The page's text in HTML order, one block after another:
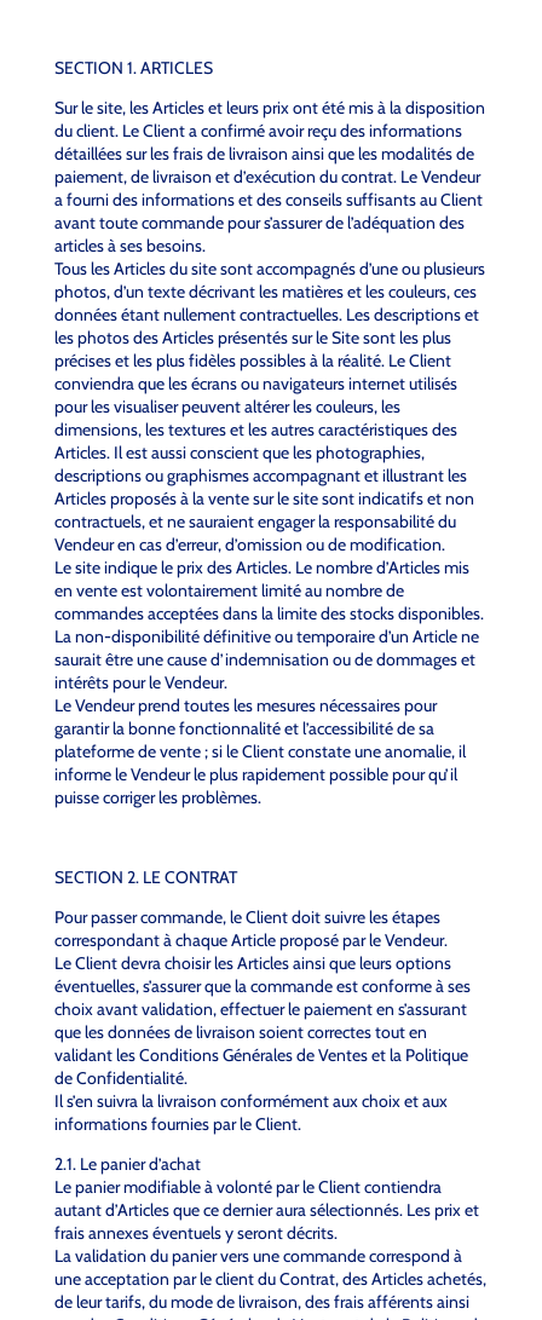
SECTION 1. ARTICLES
Sur le site, les Articles et leurs prix ont été mis à la disposition
du client. Le Client a confirmé avoir reçu des informations
détaillées sur les frais de livraison ainsi que les modalités de
paiement, de livraison et d’exécution du contrat. Le Vendeur
a fourni des informations et des conseils suffisants au Client
avant toute commande pour s’assurer de l’adéquation des
articles à ses besoins.
Tous les Articles du site sont accompagnés d’une ou plusieurs
photos, d’un texte décrivant les matières et les couleurs, ces
données étant nullement contractuelles. Les descriptions et
les photos des Articles présentés sur le Site sont les plus
précises et les plus fidèles possibles à la réalité. Le Client
conviendra que les écrans ou navigateurs internet utilisés
pour les visualiser peuvent altérer les couleurs, les
dimensions, les textures et les autres caractéristiques des
Articles. Il est aussi conscient que les photographies,
descriptions ou graphismes accompagnant et illustrant les
Articles proposés à la vente sur le site sont indicatifs et non
contractuels, et ne sauraient engager la responsabilité du
Vendeur en cas d’erreur, d’omission ou de modification.
Le site indique le prix des Articles. Le nombre d’Articles mis
en vente est volontairement limité au nombre de
commandes acceptées dans la limite des stocks disponibles.
La non-disponibilité définitive ou temporaire d’un Article ne
saurait être une cause d’indemnisation ou de dommages et
intérêts pour le Vendeur.
Le Vendeur prend toutes les mesures nécessaires pour
garantir la bonne fonctionnalité et l’accessibilité de sa
plateforme de vente ; si le Client constate une anomalie, il
informe le Vendeur le plus rapidement possible pour qu’il
puisse corriger les problèmes.
SECTION 2. LE CONTRAT
Pour passer commande, le Client doit suivre les étapes
correspondant à chaque Article proposé par le Vendeur.
Le Client devra choisir les Articles ainsi que leurs options
éventuelles, s’assurer que la commande est conforme à ses
choix avant validation, effectuer le paiement en s’assurant
que les données de livraison soient correctes tout en
validant les Conditions Générales de Ventes et la Politique
de Confidentialité.
Il s’en suivra la livraison conformément aux choix et aux
informations fournies par le Client.
2.1. Le panier d’achat
Le panier modifiable à volonté par le Client contiendra
autant d’Articles que ce dernier aura sélectionnés. Les prix et
frais annexes éventuels y seront décrits.
La validation du panier vers une commande correspond à
une acceptation par le client du Contrat, des Articles achetés,
de leur tarifs, du mode de livraison, des frais afférents ainsi